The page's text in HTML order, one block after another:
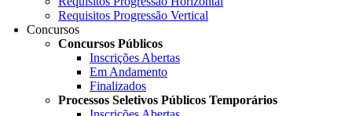
Requisitos Progressão Vertical
Concursos
Concursos Públicos
Inscrições Abertas
Em Andamento
Finalizados
Processos Seletivos Públicos Temporários